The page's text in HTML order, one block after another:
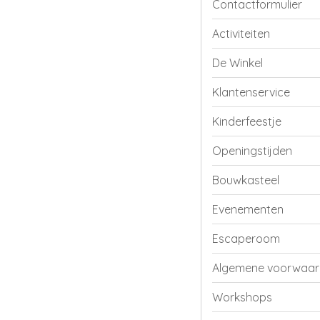
Contactformulier
Activiteiten
De Winkel
Klantenservice
Kinderfeestje
Openingstijden
Bouwkasteel
Evenementen
Escaperoom
Algemene
Workshops